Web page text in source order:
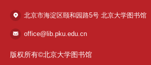
北京市海淀区颐和园路5号 北京大学图书馆
office@lib.pku.edu.cn
版权所有©北京大学图书馆